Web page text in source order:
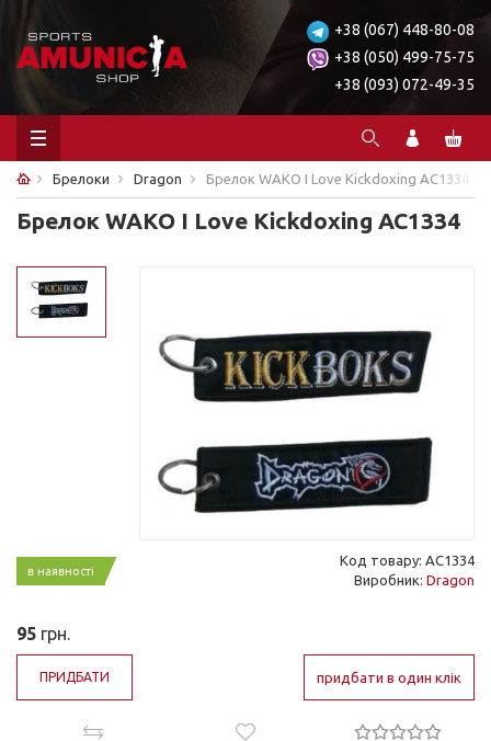
+38 (067) 448-80-08
+38 (050) 499-75-75
+38 (093) 072-49-35
Брелоки Dragon Брелок WAKO I Love Kickdoxing AC1334
Брелок WAKO I Love Kickdoxing AC1334
в наявності
Код товару: AC1334
Виробник: Dragon
95 грн.
ПРИДБАТИ придбати в один клік